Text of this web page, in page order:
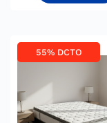
55% DCTO